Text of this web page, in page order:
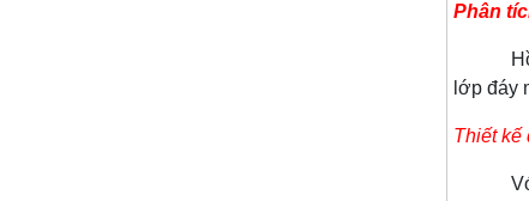
Phân
Hồ cá
lớp đáy
Thiết kế
Với 4